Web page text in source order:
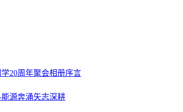
20周年聚会相册序言
源奔涌矢志深耕